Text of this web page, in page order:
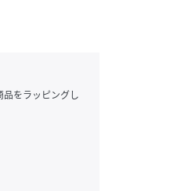
をラッピングし